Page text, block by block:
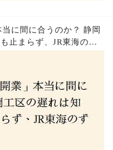
当に間に合うのか？ 静岡
止まらず、JR東海のず